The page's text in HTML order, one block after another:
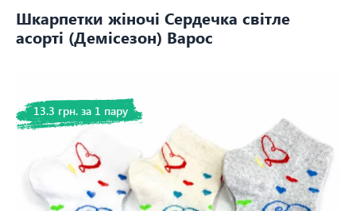
Шкарпетки жіночі Сердечка світле
асорті (Демісезон) Варос
13.3 грн. за 1 пару